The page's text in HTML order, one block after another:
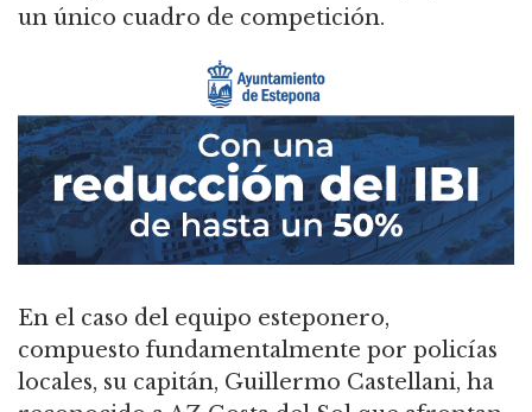
un único cuadro de competición.
En el caso del equipo esteponero,
compuesto fundamentalmente por policías
locales, su capitán, Guillermo Castellani, ha